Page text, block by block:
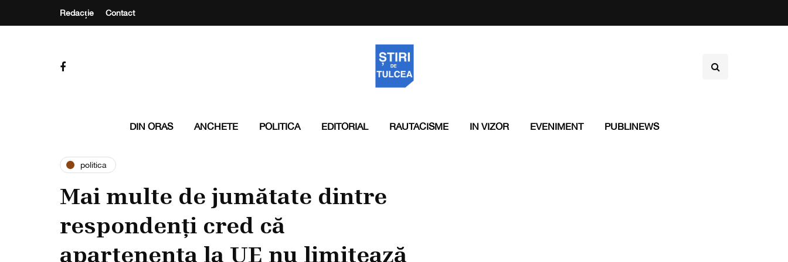
Redacție Contact
DIN ORAS ANCHETE POLITICA EDITORIAL RAUTACISME IN VIZOR EVENIMENT PUBLINEWS
politica
Mai multe de jumătate dintre
respondenți cred că
apartenența la UE nu limitează